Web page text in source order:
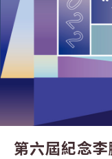
第六屆紀念